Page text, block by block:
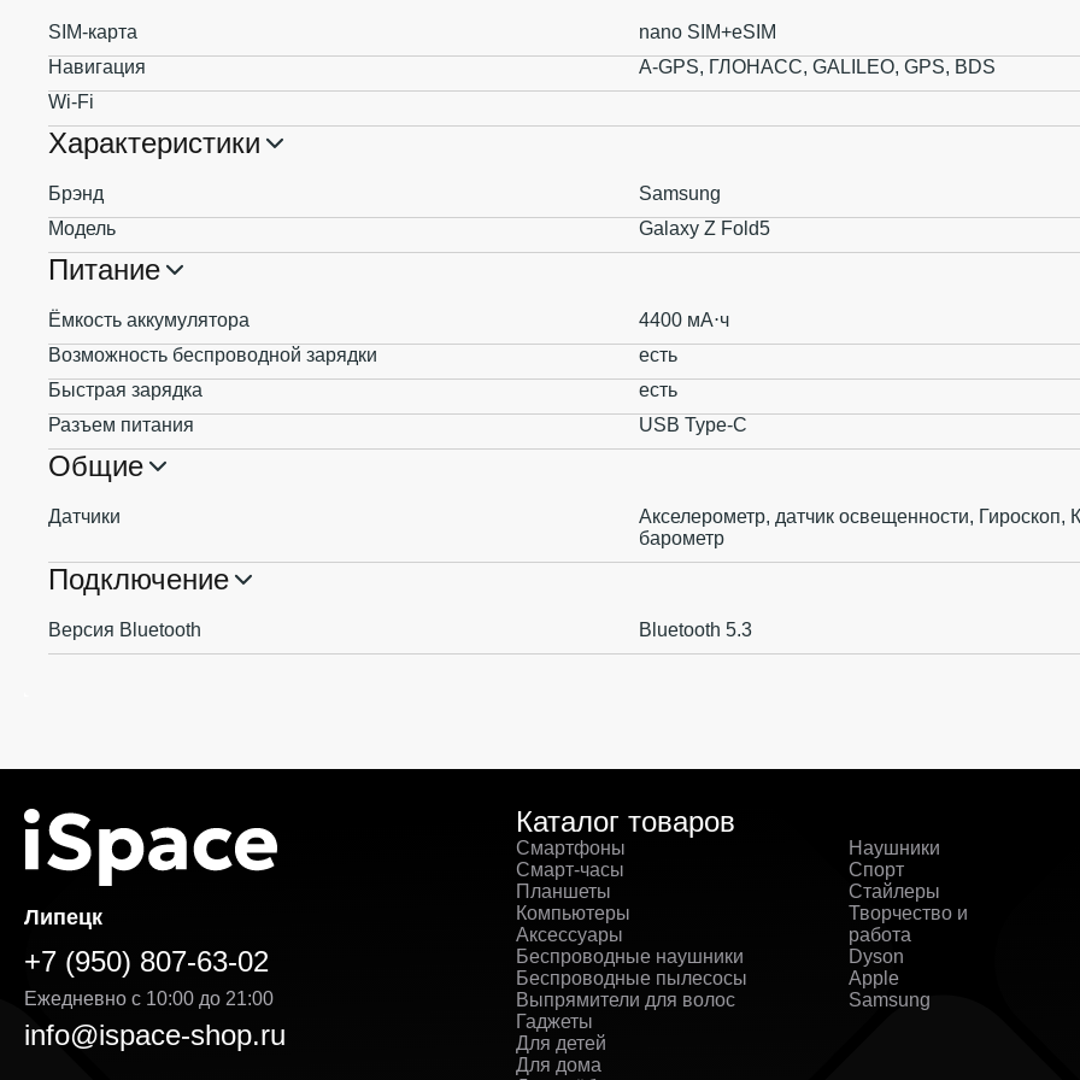
SIM-карта
nano SIM+eSIM
Навигация
A-GPS, ГЛОНАСС, GALILEO, GPS, BDS
Wi-Fi
Характеристики
Брэнд
Samsung
Модель
Galaxy Z Fold5
Питание
Ёмкость аккумулятора
4400 мА⋅ч
Возможность беспроводной зарядки
есть
Быстрая зарядка
есть
Разъем питания
USB Type-C
Общие
Датчики
Акселерометр, датчик освещенности, Гироскоп,
барометр
Подключение
Версия Bluetooth Bluetooth 5.3
Липецк
+7 (950) 807-63-02
Ежедневно с 10:00 до 21:00
info@ispace-shop.ru
Каталог товаров
Смартфоны
Смарт-часы
Планшеты
Компьютеры
Аксессуары
Беспроводные наушники
Беспроводные пылесосы
Выпрямители для волос
Гаджеты
Для детей
Для дома
Наушники
Спорт
Стайлеры
Творчество и
работа
Dyson
Apple
Samsung